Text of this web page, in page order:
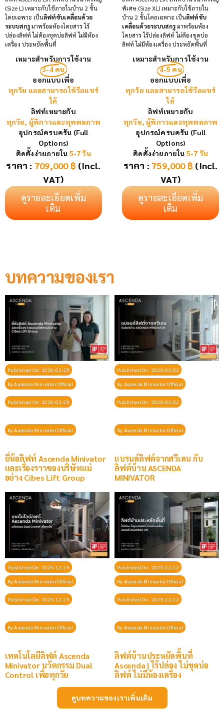
(Size L) เหมาะกับใช้ภายในบ้าน 2 ชั้น
โดยเฉพาะ เป็นลิฟท์ขับเคลื่อนด้วย
ระบบสกรูมาพร้อมห้องโดยสาร ไร้
ปล่องลิฟท์ ไม่ต้องขุดบ่อลิฟท์ ไม่มีห้อง
เครื่อง ประหยัดพื้นที่
เหมาะสำหรับการใช้งาน
3-4 คน
ออกแบบเพื่อ
ทุกวัย และสามารถใช้วีลแชร์
ได้
ลิฟท์เหมาะกับ
ทุกวัย, ผู้พิการและทุพพลภาพ
อุปกรณ์ครบครัน (Full
Options)
ติดตั้งง่ายภายใน 5-7 วัน
ราคา : 709,000 ฿ (Incl.
VAT)
ดูรายละเอียดเพิ่ม
เติม
พิเศษ (Size XL) เหมาะกับใช้ภายใน
บ้าน 2 ชั้นโดยเฉพาะ เป็นลิฟท์ขับ
เคลื่อนด้วยระบบสกรูมาพร้อมห้อง
โดยสาร ไร้ปล่องลิฟท์ ไม่ต้องขุดบ่อ
ลิฟท์ ไม่มีห้องเครื่อง ประหยัดพื้นที่
เหมาะสำหรับการใช้งาน
4-5 คน
ออกแบบเพื่อ
ทุกวัย และสามารถใช้วีลแชร์
ได้
ลิฟท์เหมาะกับ
ทุกวัย, ผู้พิการและทุพพลภาพ
อุปกรณ์ครบครัน (Full
Options)
ติดตั้งง่ายภายใน 5-7 วัน
ราคา : 759,000 ฿ (Incl.
VAT)
ดูรายละเอียดเพิ่ม
เติม
บทความของเรา
Published On: 2026-02-25
ByAscenda Minivator Official
Published On: 2026-02-25
ByAscenda Minivator Official
ยี่ห้อลิฟท์ Ascenda Minivator
และเรื่องราวของบริษัทแม่
อย่าง Cibes Lift Group
Published On: 2026-02-02
By Ascenda Minivator Official
Published On: 2026-02-02
By Ascenda Minivator Official
แบรนด์ลิฟต์จากสวีเดน กับ
ลิฟต์บ้าน ASCENDA
MINIVATOR
Published On: 2025-12-15
ByAscenda Minivator Official
Published On: 2025-12-15
ByAscenda Minivator Official
เทคโนโลยีลิฟต์ Ascenda
Minivator นวัตกรรม Dual
Control เพื่อทุกวัย
Published On: 2025-12-12
By Ascenda Minivator Official
Published On: 2025-12-12
By Ascenda Minivator Official
ลิฟต์บ้านประหยัดพื้นที่
Ascenda | ไร้ปล่อง ไม่ขุดบ่อ
ลิฟต์ ไม่มีห้องเครื่อง
ดูบทความของเราเพิ่มเติม